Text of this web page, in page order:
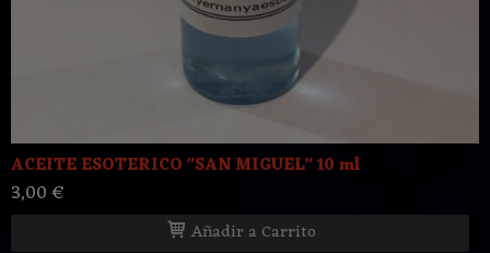
ACEITE ESOTERICO "SAN MIGUEL" 10 ml
3,00 €
Añadir a Carrito